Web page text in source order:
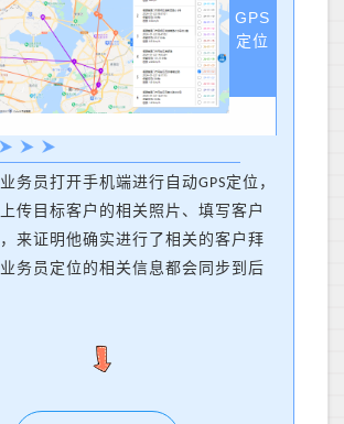
GPS
定位
业务员打开手机端进行自动GPS定位，
传目标客户的相关照片、填写客户
来证明他确实进行了相关的客户拜
务员定位的相关信息都会同步到后